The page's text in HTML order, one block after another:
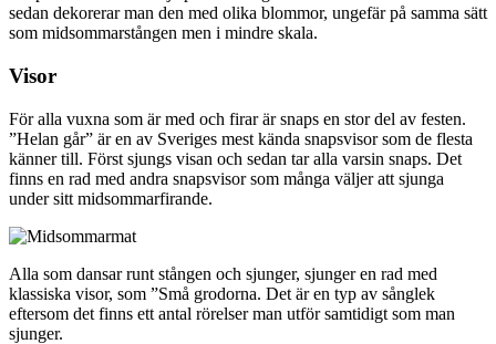
sedan dekorerar man den med olika blommor, ungefär på samma sätt
som midsommarstången men i mindre skala.
Visor
För alla vuxna som är med och firar är snaps en stor del av festen.
”Helan går” är en av Sveriges mest kända snapsvisor som de flesta
känner till. Först sjungs visan och sedan tar alla varsin snaps. Det
finns en rad med andra snapsvisor som många väljer att sjunga
under sitt midsommarfirande.
Alla som dansar runt stången och sjunger, sjunger en rad med
klassiska visor, som ”Små grodorna. Det är en typ av sånglek
eftersom det finns ett antal rörelser man utför samtidigt som man
sjunger.